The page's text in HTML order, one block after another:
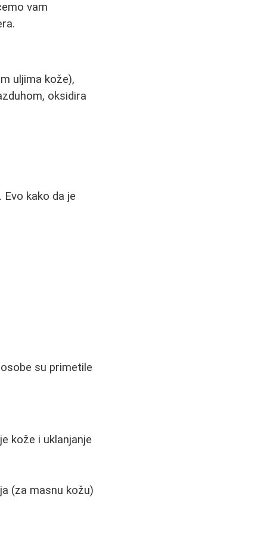
vam
uljima kože),
oksidira
kako da je
su primetile
kože i uklanjanje
(za masnu kožu)